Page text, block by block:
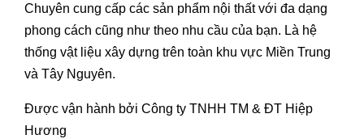
Chuyên cung cấp các sản phẩm nội thất với đa dạng
phong cách cũng như theo nhu cầu của bạn. Là hệ
thống vật liệu xây dựng trên toàn khu vực Miền Trung
và Tây Nguyên.
Được vận hành bởi Công ty TNHH TM & ĐT Hiệp
Hương